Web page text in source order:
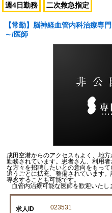
週4日勤務 二次救急指定
【常勤】脳神経血管内科治療専
～/医師
成田空港からのアクセスもよく、地
勤務されています。患者さん、利用
な方々を招聘したいとの意向をもっ
追うごとに拡充、整備されています
専念することも可能です。
血管内治療可能な医師を歓迎いたし
求人ID 023531